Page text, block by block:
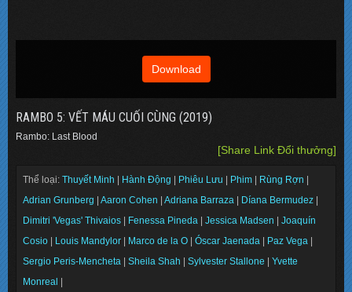
Download
RAMBO 5: VẾT MÁU CUỐI CÙNG (2019)
Rambo: Last Blood
[Share Link Đổi thưởng]
Thể loại: Thuyết Minh Hành Động Phiêu Lưu Phim Rùng Rợn
Adrian Grunberg
Aaron Cohen Adriana Barraza Díana Bermudez
Dimitri 'Vegas' Thivaios
Fenessa Pineda Jessica Madsen
Joaquín
Cosio
Louis Mandylor Marco de la O Óscar Jaenada Paz Vega
Sergio Peris-Mencheta
Sheila Shah Sylvester Stallone
Yvette
Monreal